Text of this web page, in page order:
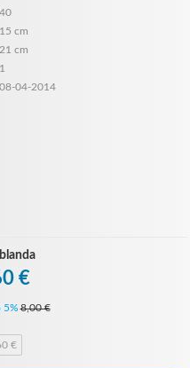
40
15 cm
21 cm
1
08-04-2014
€
5% 8,00 €
€